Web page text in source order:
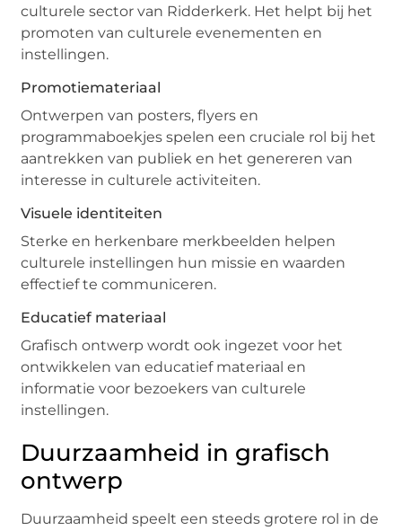
culturele sector van Ridderkerk. Het helpt bij het
promoten van culturele evenementen en
instellingen.
Promotiemateriaal
Ontwerpen van posters, flyers en
programmaboekjes spelen een cruciale rol bij het
aantrekken van publiek en het genereren van
interesse in culturele activiteiten.
Visuele identiteiten
Sterke en herkenbare merkbeelden helpen
culturele instellingen hun missie en waarden
effectief te communiceren.
Educatief materiaal
Grafisch ontwerp wordt ook ingezet voor het
ontwikkelen van educatief materiaal en
informatie voor bezoekers van culturele
instellingen.
Duurzaamheid in grafisch
ontwerp
Duurzaamheid speelt een steeds grotere rol in de